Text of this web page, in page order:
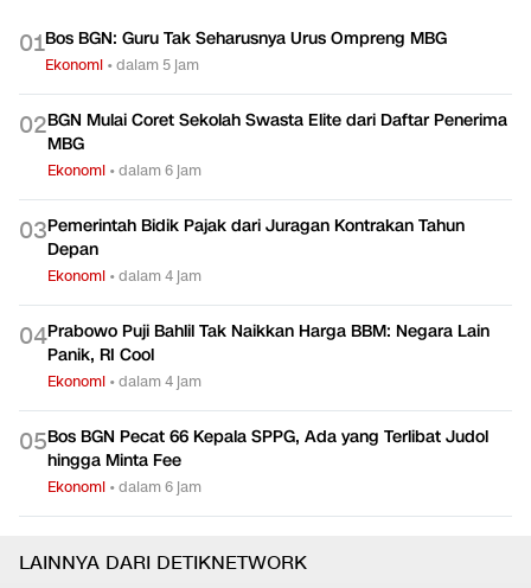
01Bos BGN: Guru Tak Seharusnya Urus Ompreng MBG
Ekonomi •dalam 5 jam
02BGN Mulai Coret Sekolah Swasta Elite dari Daftar Penerima
MBG
Ekonomi •dalam 6 jam
03Pemerintah Bidik Pajak dari Juragan Kontrakan Tahun
Depan
Ekonomi •dalam 4 jam
04Prabowo Puji Bahlil Tak Naikkan Harga BBM: Negara Lain
Panik, RI Cool
Ekonomi •dalam 4 jam
05Bos BGN Pecat 66 Kepala SPPG, Ada yang Terlibat Judol
hingga Minta Fee
Ekonomi •dalam 6 jam
LAINNYA DARI DETIKNETWORK